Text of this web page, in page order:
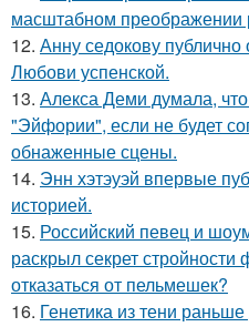
масштабном преображении
12. Анну седокову
Любови успенской.
13. Алекса Деми думала,
"Эйфории", если не будет
обнаженные сцены.
14. Энн хэтэуэй впервые
историей.
15. Российский певец и
раскрыл секрет
отказаться от пельмешек?
16. Генетика из тени